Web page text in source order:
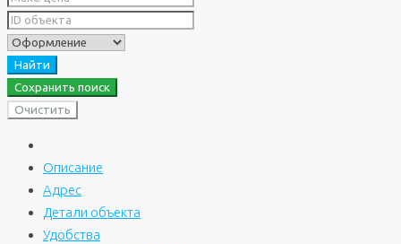
Найти
Сохранить поиск
Очистить
Описание
Адрес
Детали объекта
Удобства